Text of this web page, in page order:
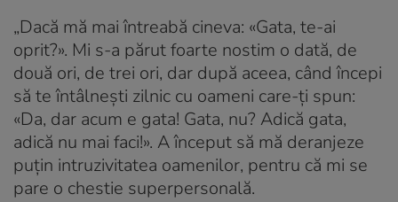
„Dacă mă mai întreabă cineva: «Gata, te-ai
oprit?». Mi s-a părut foarte nostim o dată, de
două ori, de trei ori, dar după aceea, când începi
să te întâlnești zilnic cu oameni care-ți spun:
«Da, dar acum e gata! Gata, nu? Adică gata,
adică nu mai faci!». A început să mă deranjeze
puțin intruzivitatea oamenilor, pentru că mi se
pare o chestie superpersonală.